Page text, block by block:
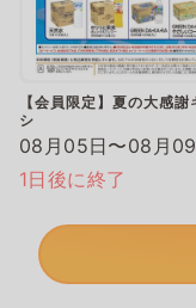
【会員限定】夏の大感
シ
08月05日〜08月
1日後に終了